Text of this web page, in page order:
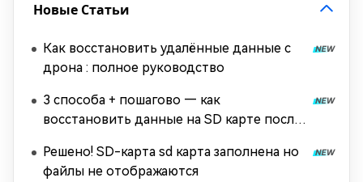
Новые Статьи
Как восстановить удалённые данные с
дрона : полное руководство
3 способа + пошагово — как
восстановить данные на SD карте после
Решено! SD-карта sd карта заполнена но
файлы не отображаются